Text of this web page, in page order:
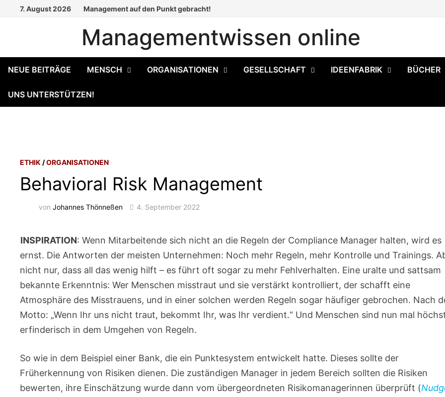
7. August 2026 Management auf den Punkt gebracht!
Managementwissen online
NEUE BEITRÄGE MENSCH ORGANISATIONEN GESELLSCHAFT IDEENFABRIK BÜCHER
UNS UNTERSTÜTZEN!
ETHIK /ORGANISATIONEN
Behavioral Risk Management
vonJohannes Thönneßen 4. September 2022
INSPIRATION: Wenn Mitarbeitende sich nicht an die Regeln der Compliance Manager halten, wird es
ernst. Die Antworten der meisten Unternehmen: Noch mehr Regeln, mehr Kontrolle und Trainings.
nicht nur, dass all das wenig hilft – es führt oft sogar zu mehr Fehlverhalten. Eine uralte und sattsam
bekannte Erkenntnis: Wer Menschen misstraut und sie verstärkt kontrolliert, der schafft eine
Atmosphäre des Misstrauens, und in einer solchen werden Regeln sogar häufiger gebrochen. Nach
Motto: „Wenn Ihr uns nicht traut, bekommt Ihr, was Ihr verdient.“ Und Menschen sind nun mal
erfinderisch in dem Umgehen von Regeln.
So wie in dem Beispiel einer Bank, die ein Punktesystem entwickelt hatte. Dieses sollte der
Früherkennung von Risiken dienen. Die zuständigen Manager in jedem Bereich sollten die Risiken
bewerten, ihre Einschätzung wurde dann vom übergeordneten Risikomanagerinnen überprüft (